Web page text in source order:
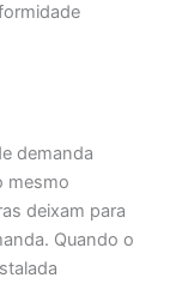
demanda
mesmo
deixam para
Quando o